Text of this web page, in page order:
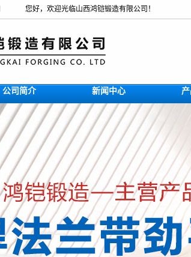
您好，欢迎光临山西鸿铠锻造有限公司！
公司简介 新闻中心